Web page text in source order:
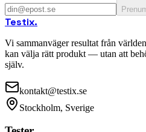
Testix.
Vi sammanväger resultat från
kan välja rätt produkt — utan att
själv.
kontakt@testix.se
Stockholm, Sverige